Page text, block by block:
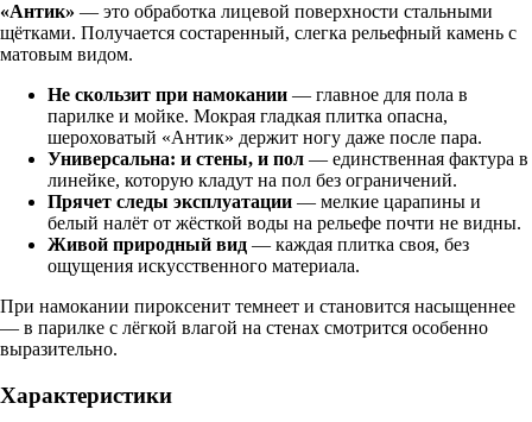
«Антик» — это обработка лицевой поверхности стальными
щётками. Получается состаренный, слегка рельефный камень с
матовым видом.
Не скользит при намокании — главное для пола в
парилке и мойке. Мокрая гладкая плитка опасна,
шероховатый «Антик» держит ногу даже после пара.
Универсальна: и стены, и пол — единственная фактура в
линейке, которую кладут на пол без ограничений.
Прячет следы эксплуатации — мелкие царапины и
белый налёт от жёсткой воды на рельефе почти не видны.
Живой природный вид — каждая плитка своя, без
ощущения искусственного материала.
При намокании пироксенит темнеет и становится насыщеннее
— в парилке с лёгкой влагой на стенах смотрится особенно
выразительно.
Характеристики